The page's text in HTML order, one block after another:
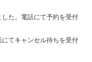
した。電話にて予約を受付
にてキャンセル待ちを受付